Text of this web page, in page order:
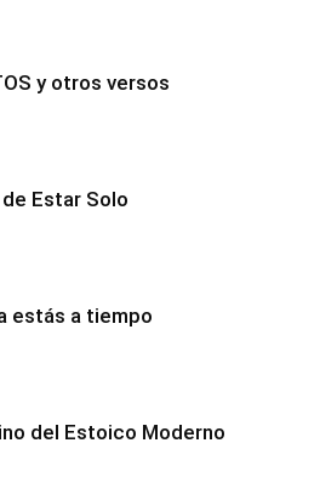
y otros versos
Estar Solo
estás a tiempo
del Estoico Moderno